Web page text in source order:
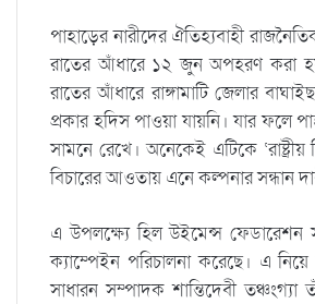
পাহাড়ের নারীদের ঐতিহ্যবাহী
রাতের আঁধারে ১২ জুন অপহরণ করা
রাতের আঁধারে রাঙ্গামাটি জেলার
প্রকার হদিস পাওয়া যায়নি। যার ফলে
সামনে রেখে। অনেকেই এটিকে
বিচারের আওতায় এনে কল্পনার সন্ধান
এ উপলক্ষ্যে হিল উইমেন্স ফেডারেশন
ক্যাম্পেইন পরিচালনা করেছে। এ
সাধারন সম্পাদক শান্তিদেবী